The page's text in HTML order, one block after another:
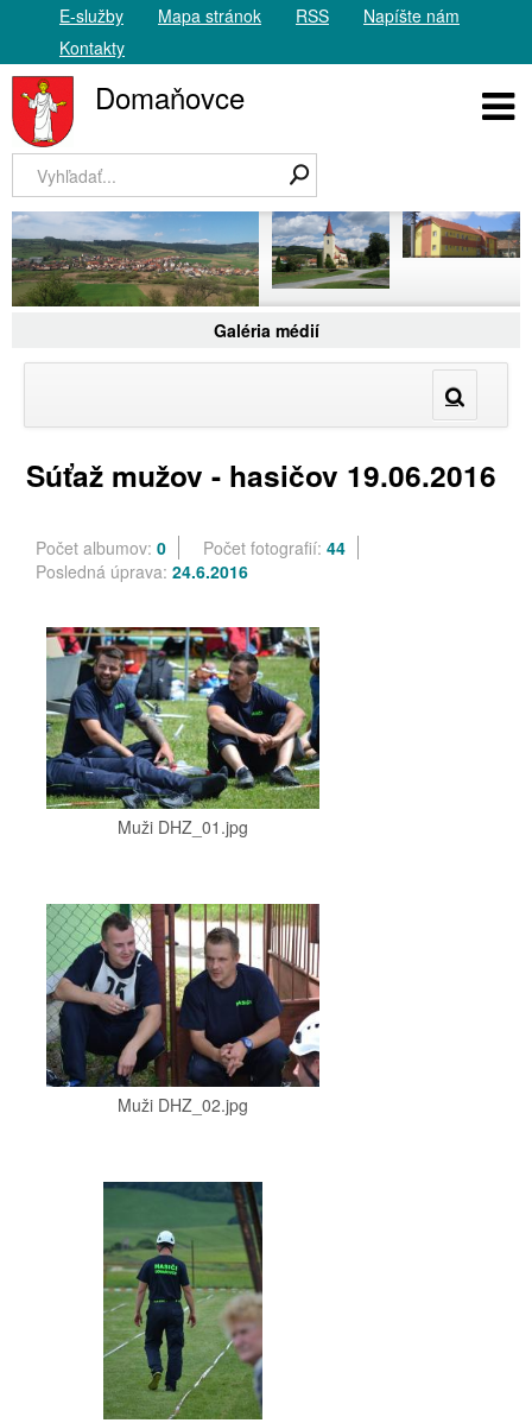
E-služby Mapa stránok RSS
Napíšte nám
Kontakty
Domaňovce
Galéria médií
Súťaž mužov - hasičov 19.06.2016
Počet albumov: 0 Počet fotografií: 44
Posledná úprava: 24.6.2016
Muži DHZ_01.jpg
Muži DHZ_02.jpg